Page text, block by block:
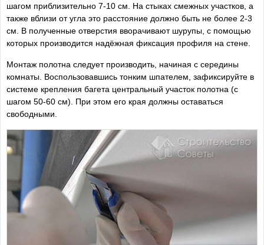
шагом приблизительно 7-10 см. На стыках смежных участков, а
также вблизи от угла это расстояние должно быть не более 2-3
см. В полученные отверстия вворачивают шурупы, с помощью
которых производится надёжная фиксация профиля на стене.
Монтаж полотна следует производить, начиная с середины
комнаты. Воспользовавшись тонким шпателем, зафиксируйте в
системе крепления багета центральный участок полотна (с
шагом 50-60 см). При этом его края должны оставаться
свободными.